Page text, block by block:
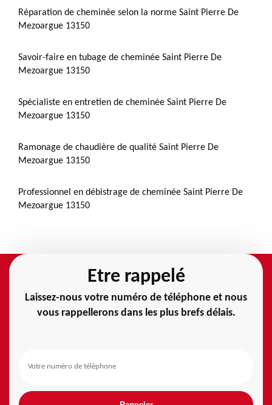
Réparation de cheminée selon la norme Saint Pierre De
Mezoargue 13150
Savoir-faire en tubage de cheminée Saint Pierre De
Mezoargue 13150
Spécialiste en entretien de cheminée Saint Pierre De
Mezoargue 13150
Ramonage de chaudière de qualité Saint Pierre De
Mezoargue 13150
Professionnel en débistrage de cheminée Saint Pierre De
Mezoargue 13150
Etre rappelé
Laissez-nous votre numéro de téléphone et nous
vous rappellerons dans les plus brefs délais.